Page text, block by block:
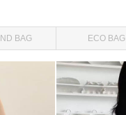
BAG ECO BAG